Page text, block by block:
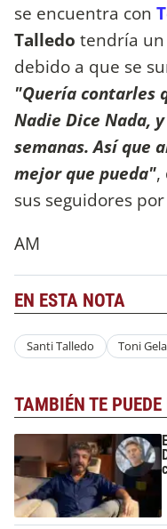
se encuentra con
Talledo tendría
debido a que se
"Quería contarles
Nadie Dice Nada,
semanas. Así que
mejor que pueda",
sus seguidores
AM
EN ESTA NOTA
Santi Talledo Toni
TAMBIÉN TE